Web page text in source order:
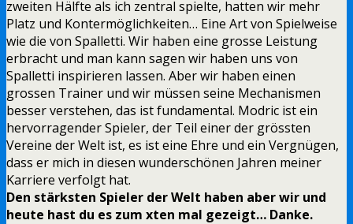
zweiten Hälfte als ich zentral spielte, hatten wir mehr
Platz und Kontermöglichkeiten… Eine Art von Spielweise
wie die von Spalletti. Wir haben eine grosse Leistung
erbracht und man kann sagen wir haben uns von
Spalletti inspirieren lassen. Aber wir haben einen
grossen Trainer und wir müssen seine Mechanismen
besser verstehen, das ist fundamental. Modric ist ein
hervorragender Spieler, der Teil einer der grössten
Vereine der Welt ist, es ist eine Ehre und ein Vergnügen,
dass er mich in diesen wunderschönen Jahren meiner
Karriere verfolgt hat.
Den stärksten Spieler der Welt haben aber wir und
heute hast du es zum xten mal gezeigt… Danke.